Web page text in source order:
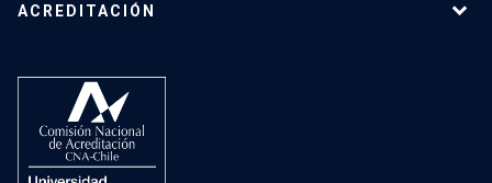
ACREDITACIÓN